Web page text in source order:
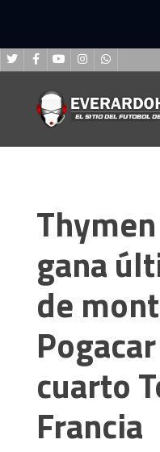
gana
de
cuarto
Francia